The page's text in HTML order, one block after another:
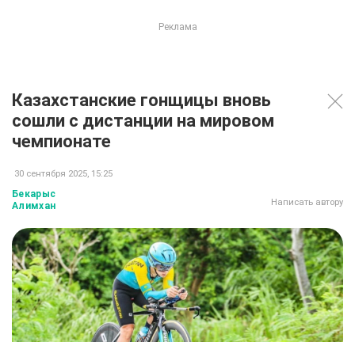
Казахстанские гонщицы вновь
сошли с дистанции на мировом
чемпионате
30 сентября 2025, 15:25
Бекарыс
Алимхан
Написать автору